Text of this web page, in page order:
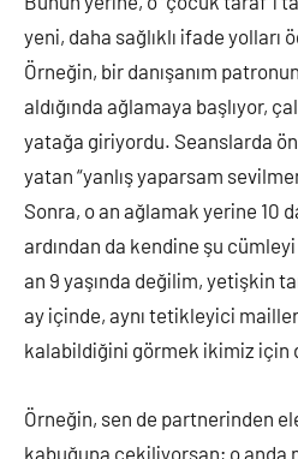
yeni, daha sağlıklı ifade
Örneğin, bir danışanım
aldığında ağlamaya başlıyor,
yatağa giriyordu. Seanslarda
yatan “yanlış yaparsam
Sonra, o an ağlamak yerine 10
ardından da kendine şu
an 9 yaşında değilim, yetişkin
ay içinde, aynı tetikleyici
kalabildiğini görmek ikimiz için
Örneğin, sen de partnerinden
kabuğuna çekiliyorsan; o anda